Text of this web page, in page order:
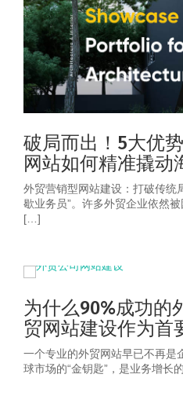
破局而出！5大优
网站如何精准撬动
外贸营销型网站建设：打破传统
歇业务员”。许多外贸企业依然
[…]
为什么90%成功的
贸网站建设作为首
一个专业的外贸网站早已不再是
球市场的“金钥匙”，是业务增长